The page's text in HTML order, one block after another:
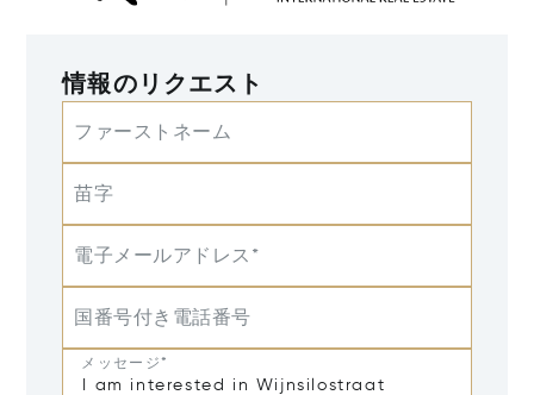
情報のリクエスト
ファーストネーム
苗字
電子メールアドレス*
国番号付き電話番号
メッセージ*